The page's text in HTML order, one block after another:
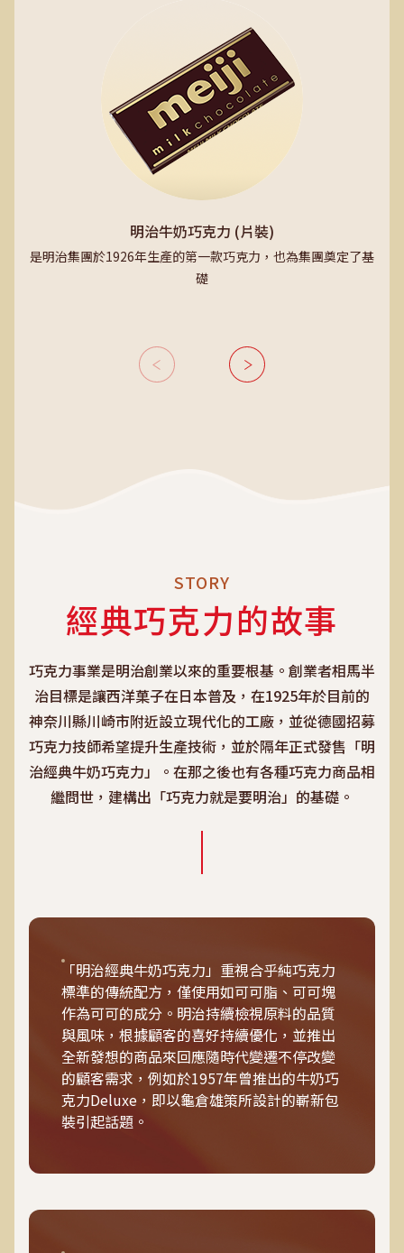
明治牛奶巧克力 (片裝)
是明治集團於1926年生產的第一款巧克力，也為集團奠定了基
礎
STORY
經典巧克力的故事
巧克力事業是明治創業以來的重要根基。創業者相馬半
治目標是讓西洋菓子在日本普及，在1925年於目前的
神奈川縣川崎市附近設立現代化的工廠，並從德國招募
巧克力技師希望提升生產技術，並於隔年正式發售「明
治經典牛奶巧克力」。在那之後也有各種巧克力商品相
繼問世，建構出「巧克力就是要明治」的基礎。
「明治經典牛奶巧克力」重視合乎純巧克力
標準的傳統配方，僅使用如可可脂、可可塊
作為可可的成分。明治持續檢視原料的品質
與風味，根據顧客的喜好持續優化，並推出
全新發想的商品來回應隨時代變遷不停改變
的顧客需求，例如於1957年曾推出的牛奶巧
克力Deluxe，即以龜倉雄策所設計的嶄新包
裝引起話題。